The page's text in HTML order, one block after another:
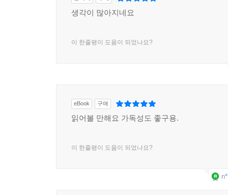
생각이 많아지네요
이 한줄평이 도움이 되었나요?
eBook 구매
읽어볼 만해요 가독성도 좋구용.
이 한줄평이 도움이 되었나요?